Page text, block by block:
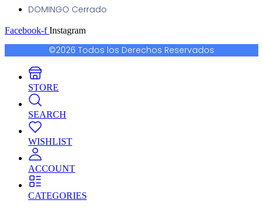
DOMINGO Cerrado
Facebook-f Instagram
©2026 Todos los Derechos Reservados
STORE
SEARCH
WISHLIST
ACCOUNT
CATEGORIES